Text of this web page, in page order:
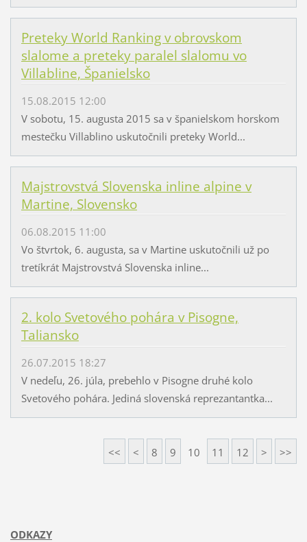
Preteky World Ranking v obrovskom
slalome a preteky paralel slalomu vo
Villabline, Španielsko
15.08.2015 12:00
V sobotu, 15. augusta 2015 sa v španielskom horskom
mestečku Villablino uskutočnili preteky World...
Majstrovstvá Slovenska inline alpine v
Martine, Slovensko
06.08.2015 11:00
Vo štvrtok, 6. augusta, sa v Martine uskutočnili už po
tretíkrát Majstrovstvá Slovenska inline...
2. kolo Svetového pohára v Pisogne,
Taliansko
26.07.2015 18:27
V nedeľu, 26. júla, prebehlo v Pisogne druhé kolo
Svetového pohára. Jediná slovenská reprezantantka...
<< < 8 9 10 11 12 > >>
ODKAZY